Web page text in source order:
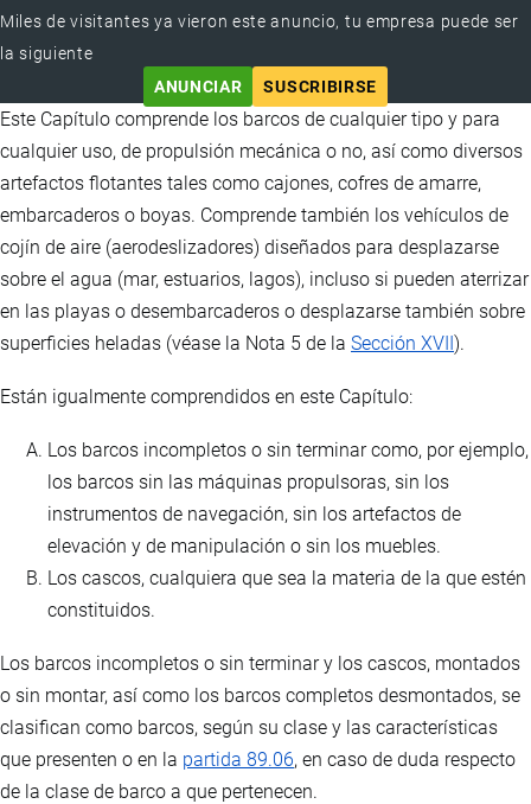
Miles de visitantes ya vieron este anuncio, tu empresa puede ser
la siguiente
ANUNCIAR
SUSCRIBIRSE
Este Capítulo comprende los barcos de cualquier tipo y para
cualquier uso, de propulsión mecánica o no, así como diversos
artefactos flotantes tales como cajones, cofres de amarre,
embarcaderos o boyas. Comprende también los vehículos de
cojín de aire (aerodeslizadores) diseñados para desplazarse
sobre el agua (mar, estuarios, lagos), incluso si pueden aterrizar
en las playas o desembarcaderos o desplazarse también sobre
superficies heladas (véase la Nota 5 de la Sección XVII).
Están igualmente comprendidos en este Capítulo:
Los barcos incompletos o sin terminar como, por ejemplo,
los barcos sin las máquinas propulsoras, sin los
instrumentos de navegación, sin los artefactos de
elevación y de manipulación o sin los muebles.
Los cascos, cualquiera que sea la materia de la que estén
constituidos.
Los barcos incompletos o sin terminar y los cascos, montados
o sin montar, así como los barcos completos desmontados, se
clasifican como barcos, según su clase y las características
que presenten o en la partida 89.06, en caso de duda respecto
de la clase de barco a que pertenecen.